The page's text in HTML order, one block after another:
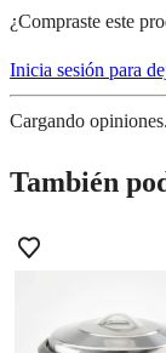
¿Compraste este
Inicia sesión para
Cargando
También